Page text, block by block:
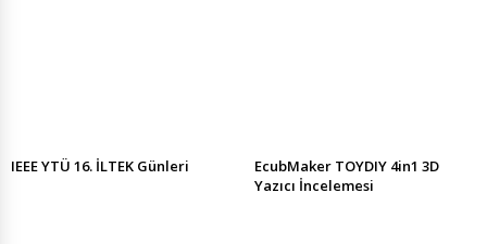
IEEE YTÜ 16. İLTEK Günleri
EcubMaker TOYDIY 4in1 3D
Yazıcı İncelemesi